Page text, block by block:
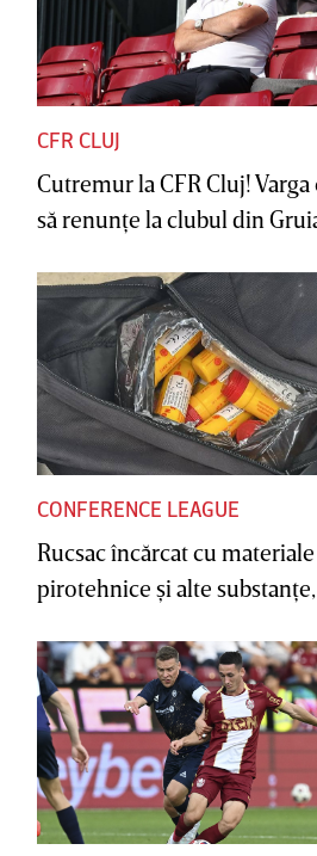
CFR CLUJ
Cutremur la CFR Cluj! Varga
să renunţe la clubul din
CONFERENCE LEAGUE
Rucsac încărcat cu materiale
pirotehnice şi alte substanţe,